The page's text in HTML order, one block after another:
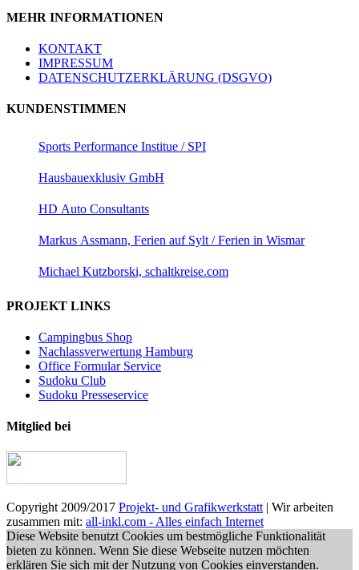
MEHR INFORMATIONEN
KONTAKT
IMPRESSUM
DATENSCHUTZERKLÄRUNG (DSGVO)
KUNDENSTIMMEN
Sports Performance Institue / SPI
Hausbauexklusiv GmbH
HD Auto Consultants
Markus Assmann, Ferien auf Sylt / Ferien in Wismar
Michael Kutzborski, schaltkreise.com
PROJEKT LINKS
Campingbus Shop
Nachlassverwertung Hamburg
Office Formular Service
Sudoku Club
Sudoku Presseservice
Mitglied bei
Copyright 2009/2017 Projekt- und Grafikwerkstatt | Wir arbeiten
zusammen mit: all-inkl.com - Alles einfach Internet
Diese Website benutzt Cookies um bestmögliche Funktionalität
bieten zu können. Wenn Sie diese Webseite nutzen möchten
erklären Sie sich mit der Nutzung von Cookies einverstanden.